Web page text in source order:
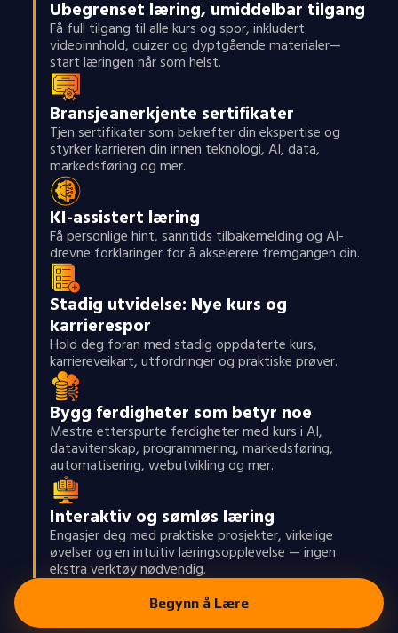
Ubegrenset læring, umiddelbar tilgang
Få full tilgang til alle kurs og spor, inkludert
videoinnhold, quizer og dyptgående materialer—
start læringen når som helst.
Bransjeanerkjente sertifikater
Tjen sertifikater som bekrefter din ekspertise og
styrker karrieren din innen teknologi, AI, data,
markedsføring og mer.
KI-assistert læring
Få personlige hint, sanntids tilbakemelding og AI-
drevne forklaringer for å akselerere fremgangen din.
Stadig utvidelse: Nye kurs og
karrierespor
Hold deg foran med stadig oppdaterte kurs,
karriereveikart, utfordringer og praktiske prøver.
Bygg ferdigheter som betyr noe
Mestre etterspurte ferdigheter med kurs i AI,
datavitenskap, programmering, markedsføring,
automatisering, webutvikling og mer.
Interaktiv og sømløs læring
Engasjer deg med praktiske prosjekter, virkelige
øvelser og en intuitiv læringsopplevelse — ingen
ekstra verktøy nødvendig.
Begynn å Lære